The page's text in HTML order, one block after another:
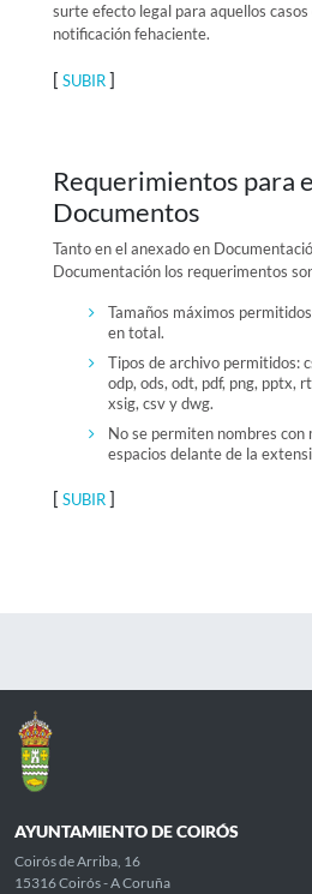
surte efecto legal para aquellos
notificación fehaciente.
[ SUBIR]
Requerimientos para
Documentos
Tanto en el anexado en
Documentación los requerimentos
Tamaños máximos
en total.
Tipos de archivo permitidos:
odp, ods, odt, pdf, png, pptx,
xsig, csv y dwg.
No se permiten nombres
espacios delante de la
[ SUBIR]
AYUNTAMIENTO DE COIRÓS
Coirós de Arriba, 16
15316 Coirós - A Coruña